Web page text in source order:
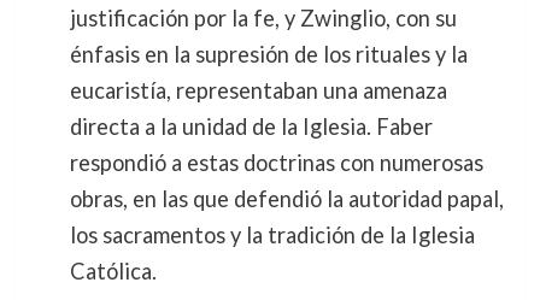
justificación por la fe, y Zwinglio, con su
énfasis en la supresión de los rituales y la
eucaristía, representaban una amenaza
directa a la unidad de la Iglesia. Faber
respondió a estas doctrinas con numerosas
obras, en las que defendió la autoridad papal,
los sacramentos y la tradición de la Iglesia
Católica.